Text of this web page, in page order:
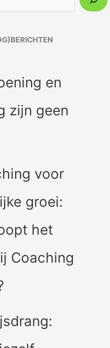
en
zijn geen
voor
groei:
het
Coaching